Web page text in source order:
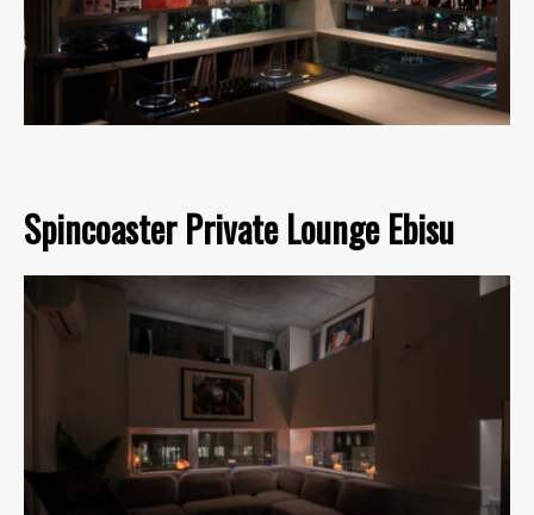
Spincoaster Private Lounge Ebisu